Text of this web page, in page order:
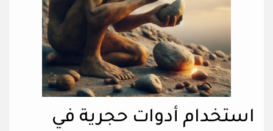
استخدام أدوات حجرية في